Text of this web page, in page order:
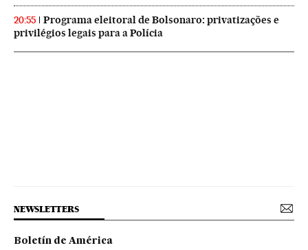
20:55
Programa eleitoral de Bolsonaro: privatizações e
privilégios legais para a Polícia
NEWSLETTERS
Boletín de América